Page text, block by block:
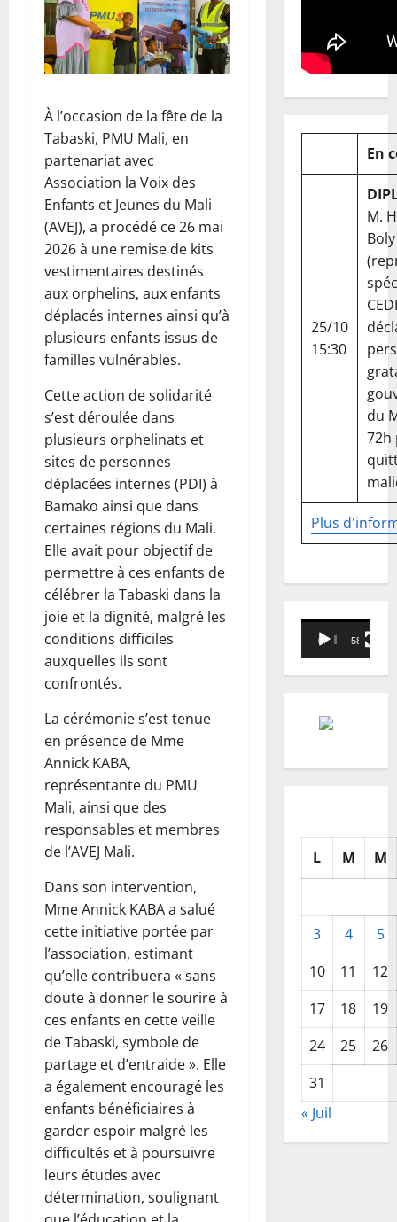
À l’occasion de la fête de la
Tabaski, PMU Mali, en
partenariat avec
Association la Voix des
Enfants et Jeunes du Mali
(AVEJ), a procédé ce 26 mai
2026 à une remise de kits
vestimentaires destinés
aux orphelins, aux enfants
déplacés internes ainsi qu’à
plusieurs enfants issus de
familles vulnérables.
Cette action de solidarité
s’est déroulée dans
plusieurs orphelinats et
sites de personnes
déplacées internes (PDI) à
Bamako ainsi que dans
certaines régions du Mali.
Elle avait pour objectif de
permettre à ces enfants de
célébrer la Tabaski dans la
joie et la dignité, malgré les
conditions difficiles
auxquelles ils sont
confrontés.
La cérémonie s’est tenue
en présence de Mme
Annick KABA,
représentante du PMU
Mali, ainsi que des
responsables et membres
de l’AVEJ Mali.
Dans son intervention,
Mme Annick KABA a salué
cette initiative portée par
l’association, estimant
qu’elle contribuera « sans
doute à donner le sourire à
ces enfants en cette veille
de Tabaski, symbole de
partage et d’entraide ». Elle
a également encouragé les
enfants bénéficiaires à
garder espoir malgré les
difficultés et à poursuivre
leurs études avec
détermination, soulignant
En
Plus
25/10
15:30
M.
Boly
du
72h
Lecteur
vidéo
00:00 58:18
L M M
3 4
5
10
11
12
17
18
19
24
25
26
31
« Juil